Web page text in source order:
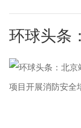
环球头条